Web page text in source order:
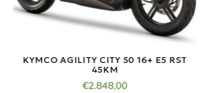
KYMCO AGILITY CITY 50 16+ E5 RST
45KM
€2.848,00